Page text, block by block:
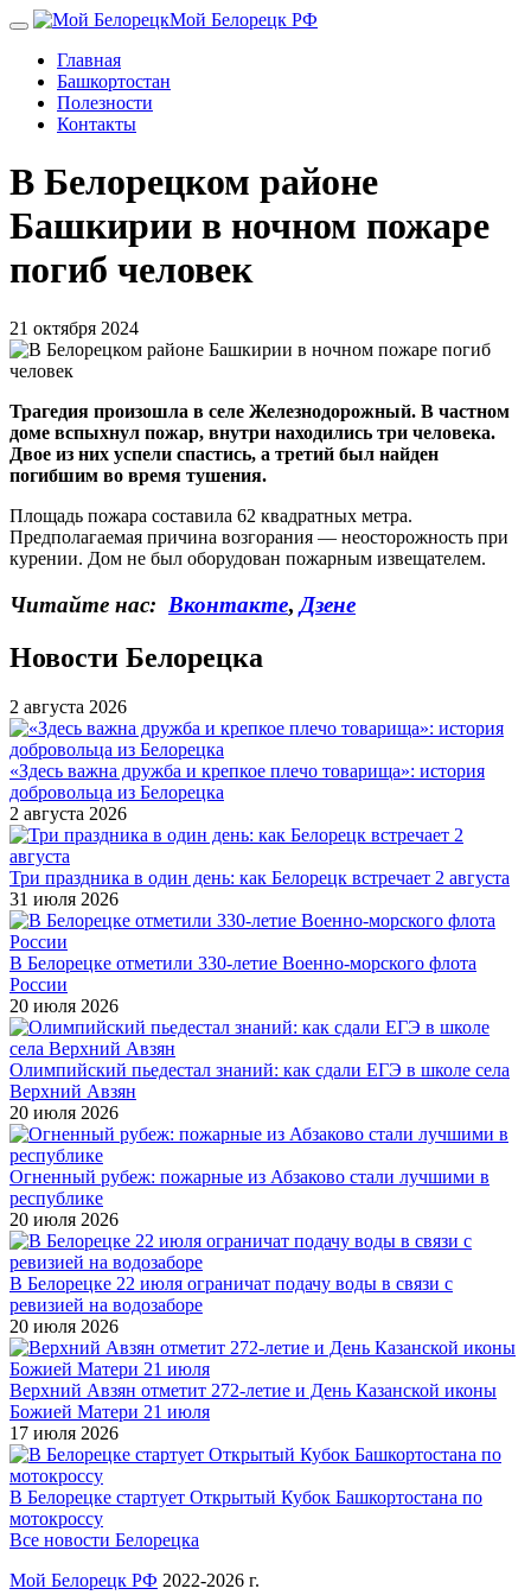
Перейти
основному
содержанию
Мой Белорецк РФ
Главная
Башкортостан
Полезности
Контакты
В Белорецком районе
Башкирии в ночном пожаре
погиб человек
21 октября 2024
Трагедия произошла в селе Железнодорожный. В частном
доме вспыхнул пожар, внутри находились три человека.
Двое из них успели спастись, а третий был найден
погибшим во время тушения.
Площадь пожара составила 62 квадратных метра.
Предполагаемая причина возгорания — неосторожность при
курении. Дом не был оборудован пожарным извещателем.
Читайте нас: Вконтакте, Дзене
Новости Белорецка
2 августа 2026
«Здесь важна дружба и крепкое плечо товарища»: история
добровольца из Белорецка
2 августа 2026
Три праздника в один день: как Белорецк встречает 2 августа
31 июля 2026
В Белорецке отметили 330-летие Военно-морского флота
России
20 июля 2026
Олимпийский пьедестал знаний: как сдали ЕГЭ в школе села
Верхний Авзян
20 июля 2026
Огненный рубеж: пожарные из Абзаково стали лучшими в
республике
20 июля 2026
В Белорецке 22 июля ограничат подачу воды в связи с
ревизией на водозаборе
20 июля 2026
Верхний Авзян отметит 272-летие и День Казанской иконы
Божией Матери 21 июля
17 июля 2026
В Белорецке стартует Открытый Кубок Башкортостана по
мотокроссу
Все новости Белорецка
Мой Белорецк РФ 2022-2026 г.